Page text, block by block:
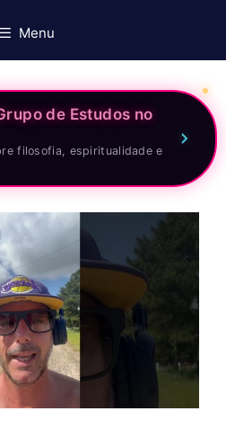
Menu
de Estudos no
filosofia, espiritualidade e